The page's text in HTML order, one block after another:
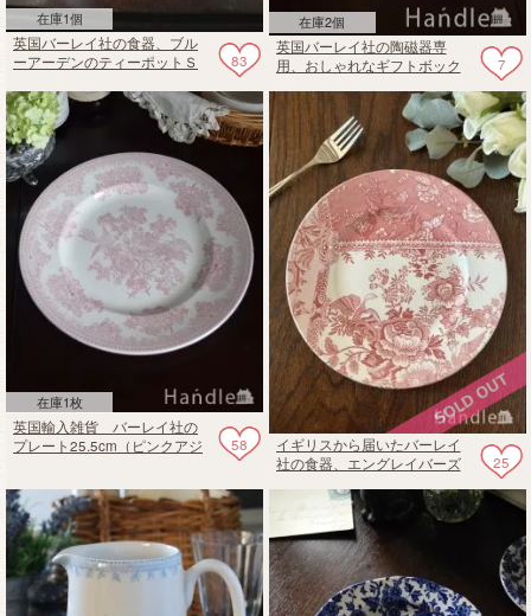
在庫1個
83
英国バーレイ社の食器、ブル
ーアーデンのティーポットＳ
在庫2個
7
英国バーレイ社の陶磁器専
用、おしゃれなギフトボック
在庫1枚
58
英国輸入雑貨 バーレイ社の
プレート25.5cm（ピンクアジ
25
イギリスから届いたバーレイ
社の食器、エングレイバーズ